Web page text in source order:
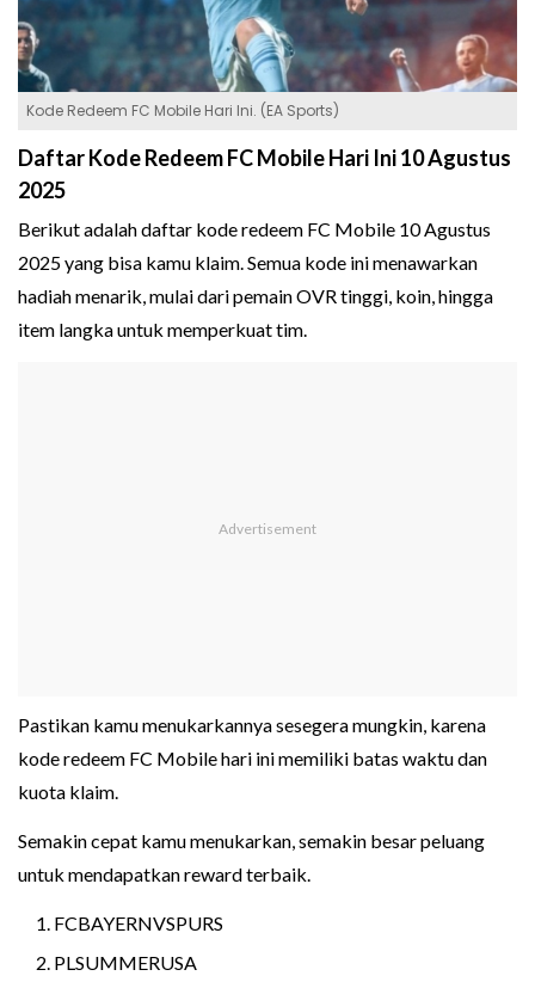
Kode Redeem FC Mobile Hari Ini. (EA Sports)
Daftar Kode Redeem FC Mobile Hari Ini 10 Agustus
2025
Berikut adalah daftar kode redeem FC Mobile 10 Agustus
2025 yang bisa kamu klaim. Semua kode ini menawarkan
hadiah menarik, mulai dari pemain OVR tinggi, koin, hingga
item langka untuk memperkuat tim.
Pastikan kamu menukarkannya sesegera mungkin, karena
kode redeem FC Mobile hari ini memiliki batas waktu dan
kuota klaim.
Semakin cepat kamu menukarkan, semakin besar peluang
untuk mendapatkan reward terbaik.
FCBAYERNVSPURS
PLSUMMERUSA